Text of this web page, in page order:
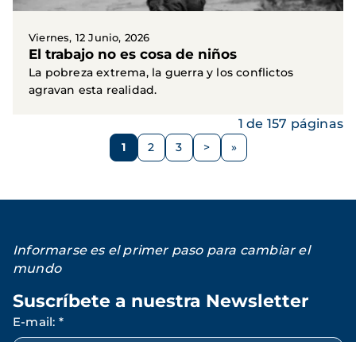
Viernes, 12 Junio, 2026
El trabajo no es cosa de niños
La pobreza extrema, la guerra y los conflictos
agravan esta realidad.
Página
1 Página
2 Página
3
Siguiente
>
1 de 157 páginas
Informarse es el primer paso para cambiar el
mundo
Suscríbete a nuestra Newsletter
E-mail: *